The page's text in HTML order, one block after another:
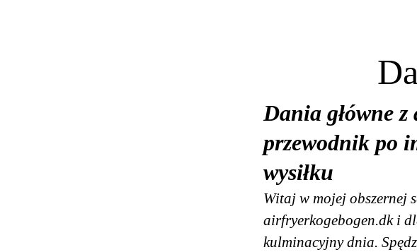
Dania główne
przewodnik po
wysiłku
Witaj w mojej obszernej
airfryerkogebogen.dk i
kulminacyjny dnia.